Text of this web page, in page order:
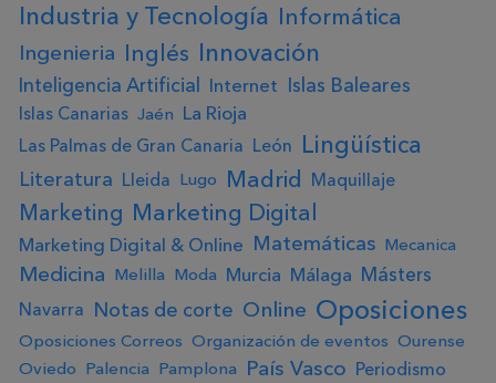
Industria y Tecnología Informática
Ingenieria Inglés Innovación
Inteligencia Artificial Internet Islas Baleares
Islas Canarias Jaén La Rioja
Las Palmas de Gran Canaria León Lingüística
Literatura Lleida Lugo Madrid Maquillaje
Marketing Marketing Digital
Marketing Digital & Online Matemáticas Mecanica
Medicina Melilla Moda Murcia Málaga Másters
Navarra Notas de corte Online Oposiciones
Oposiciones Correos Organización de eventos Ourense
Oviedo Palencia Pamplona País Vasco Periodismo